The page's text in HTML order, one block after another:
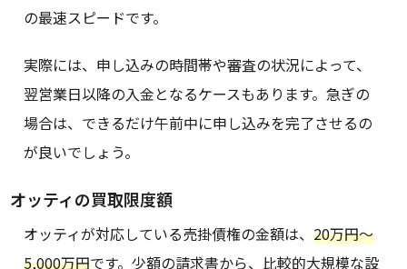
の最速スピードです。
実際には、申し込みの時間帯や審査の状況によって、
翌営業日以降の入金となるケースもあります。急ぎの
場合は、できるだけ午前中に申し込みを完了させるの
が良いでしょう。
オッティの買取限度額
オッティが対応している売掛債権の金額は、20万円〜
5,000万円です。少額の請求書から、比較的大規模な設